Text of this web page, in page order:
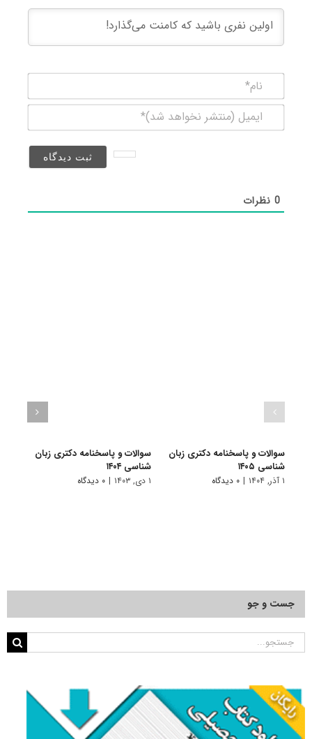
(منتشر
0نظرات
سوالات و پاسخنامه دکتری زبان‌
شناسی ۱۴۰۵
۱ آذر, ۱۴۰۴ | ۰ دیدگاه
سوالات و پاسخنامه دکتری زبان
شناسی ۱۴۰۴
۱ دی, ۱۴۰۳ | ۰ دیدگاه
جست و جو
جستجو